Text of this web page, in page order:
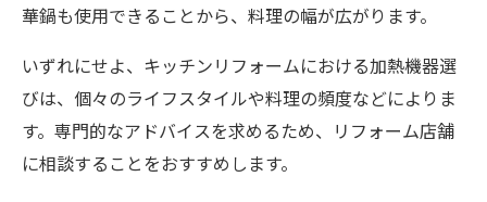
華鍋も使用できることから、料理の幅が広がります。
いずれにせよ、キッチンリフォームにおける加熱機器選
びは、個々のライフスタイルや料理の頻度などによりま
す。専門的なアドバイスを求めるため、リフォーム店舗
に相談することをおすすめします。